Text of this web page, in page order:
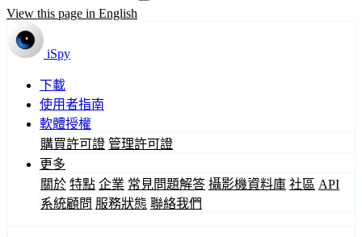
View this page in English
iSpy
下載
使用者指南
軟體授權
購買許可證 管理許可證
更多
關於 特點 企業 常見問題解答 攝影機資料庫 社區 API
系統顧問 服務狀態 聯絡我們